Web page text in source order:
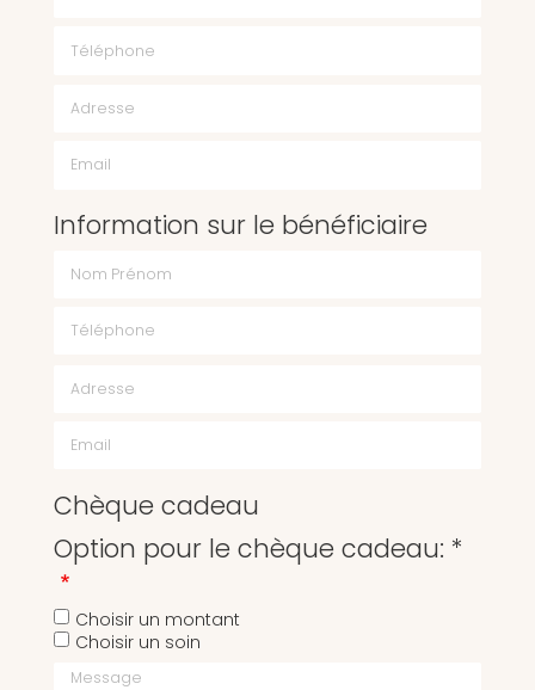
Information sur le bénéficiaire
Chèque cadeau
Option pour le chèque cadeau: *
Choisir un montant
Choisir un soin
Message